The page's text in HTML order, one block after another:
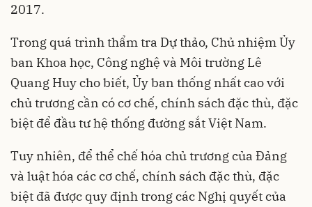
2017.
Trong quá trình thẩm tra Dự thảo, Chủ nhiệm Ủy
ban Khoa học, Công nghệ và Môi trường Lê
Quang Huy cho biết, Ủy ban thống nhất cao với
chủ trương cần có cơ chế, chính sách đặc thù, đặc
biệt để đầu tư hệ thống đường sắt Việt Nam.
Tuy nhiên, để thể chế hóa chủ trương của Đảng
và luật hóa các cơ chế, chính sách đặc thù, đặc
biệt đã được quy định trong các Nghị quyết của